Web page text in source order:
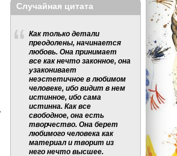
Случайная цитата
Как только детали
преодолены, начинается
любовь. Она принимает
все как нечто законное, она
узаконивает
неэстетичное в любимом
человеке, ибо видит в нем
истинное, ибо сама
истинна. Как все
свободное, она есть
творчество. Она берет
любимого человека как
материал и творит из
него нечто высшее.